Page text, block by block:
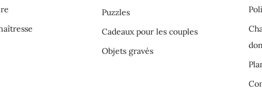
Puzzles
Cadeaux pour les couples
Objets gravés